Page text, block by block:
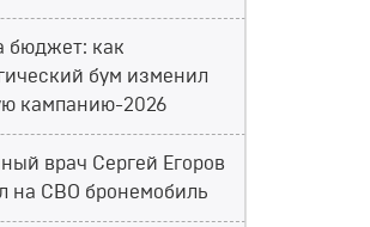
бюджет: как
бум изменил
кампанию-2026
врач Сергей Егоров
на СВО бронемобиль